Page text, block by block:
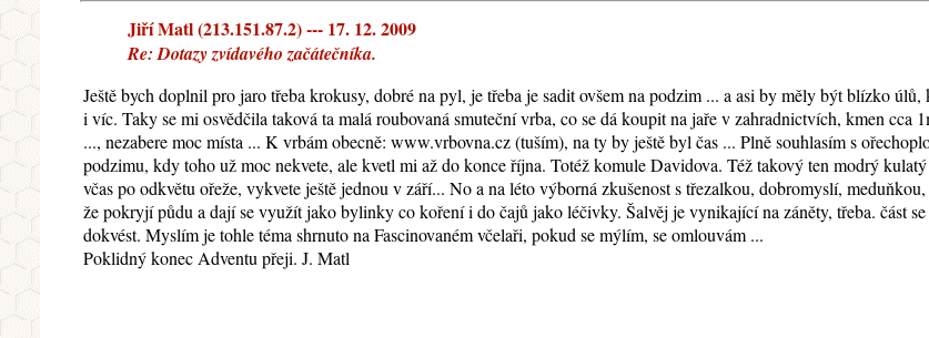
Jiří Matl (213.151.87.2) --- 17. 12. 2009
Re: Dotazy zvídavého začátečníka.
Ještě bych doplnil pro jaro třeba krokusy, dobré na pyl, je třeba je sadit ovšem na podzim ... a asi by měly být blízko
i víc. Taky se mi osvědčila taková ta malá roubovaná smuteční vrba, co se dá koupit na jaře v zahradnictvích, kmen cca
..., nezabere moc místa ... K vrbám obecně: www.vrbovna.cz (tuším), na ty by ještě byl čas ... Plně souhlasím s
podzimu, kdy toho už moc nekvete, ale kvetl mi až do konce října. Totéž komule Davidova. Též takový ten modrý
včas po odkvětu ořeže, vykvete ještě jednou v září... No a na léto výborná zkušenost s třezalkou, dobromyslí,
že pokryjí půdu a dají se využít jako bylinky co koření i do čajů jako léčivky. Šalvěj je vynikající na záněty, třeba. část se
dokvést. Myslím je tohle téma shrnuto na Fascinovaném včelaři, pokud se mýlím, se omlouvám ...
Poklidný konec Adventu přeji. J. Matl